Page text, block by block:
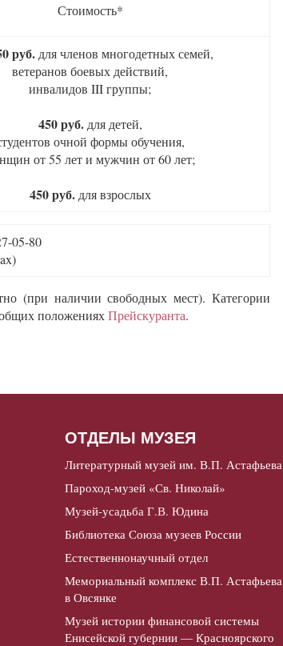
Стоимость*
руб. для членов многодетных семей,
ветеранов боевых действий,
инвалидов III группы;
450 руб. для детей,
очной формы обучения,
от 55 лет и мужчин от 60 лет;
450 руб.для взрослых
05-80
(при наличии свободных мест). Категории
положенияхПрейскуранта.
ОТДЕЛЫ МУЗЕЯ
Литературный музей им. В.П. Астафьева
Пароход-музей «Св. Николай»
Музей-усадьба Г.В. Юдина
Библиотека Союза музеев России
Естественнонаучный отдел
Мемориальный комплекс В.П. Астафьева
в Овсянке
Музей истории финансовой системы
Енисейской губернии — Красноярского